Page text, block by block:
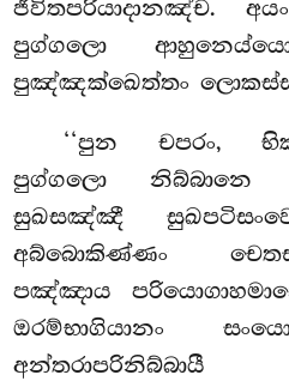
ජීවිතපරියාදානඤ්ච.
පුග්ගලො
පුඤ්ඤක්ඛෙත්තං
‘‘පුන චපරං,
පුග්ගලො නිබ්බානෙ
සුඛසඤ්ඤී
අබ්බොකිණ්ණං
පඤ්ඤාය
ඔරම්භාගියානං